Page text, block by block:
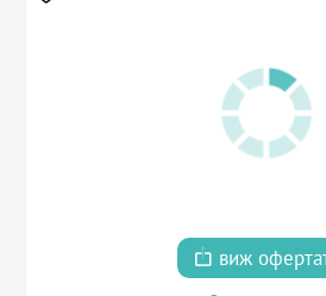
виж